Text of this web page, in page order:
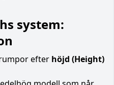
system:
efter höjd (Height)